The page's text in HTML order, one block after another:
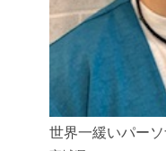
世界一緩いパー